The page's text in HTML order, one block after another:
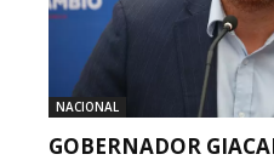
NACIONAL
GOBERNADOR